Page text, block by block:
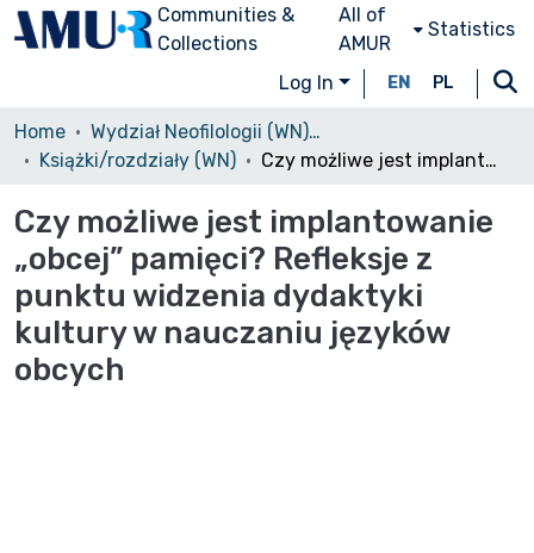
Communities &
Collections
All of
AMUR
Statistics
Log In EN PL
Home
Wydział Neofilologii (WN)/Faculty of Modern Languages and Literatures
Książki/rozdziały (WN)
Czy możliwe jest implantowanie „obcej” pamięci? Refleksje z punktu widzenia dydaktyki kultury w nauczaniu języków obcych
Czy możliwe jest implantowanie
„obcej” pamięci? Refleksje z
punktu widzenia dydaktyki
kultury w nauczaniu języków
obcych